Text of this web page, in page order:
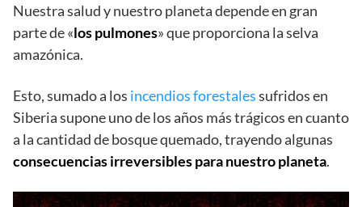
Nuestra salud y nuestro planeta depende en gran
parte de «los pulmones» que proporciona la selva
amazónica.
Esto, sumado a los incendios forestalessufridos en
Siberia supone uno de los años más trágicos en cuanto
a la cantidad de bosque quemado, trayendo algunas
consecuencias irreversibles para nuestro planeta.